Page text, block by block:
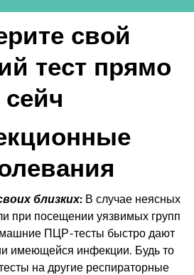
свой
тест прямо
сейч
близких:В случае неясных
при посещении уязвимых групп
ПЦР-тесты быстро дают
имеющейся инфекции. Будь то
на другие респираторные